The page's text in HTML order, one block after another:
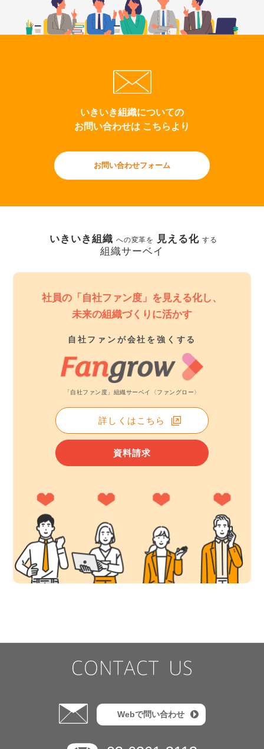
いきいき組織についての
お問い合わせは こちらより
お問い合わせフォーム
いきいき組織 への変革を 見える化 する
組織サーベイ
社員の「自社ファン度」を見える化し、
未来の組織づくりに活かす
自社ファンが会社を強くする
「自社ファン度」組織サーベイ〈ファングロー〉
詳しくはこちら
資料請求
Webで問い合わせ